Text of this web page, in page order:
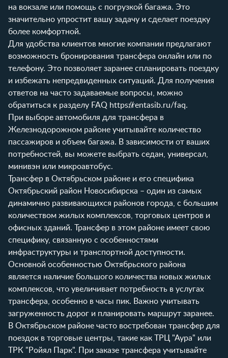
на вокзале или помощь с погрузкой багажа. Это
значительно упростит вашу задачу и сделает поездку
более комфортной.
Для удобства клиентов многие компании предлагают
возможность бронирования трансфера онлайн или по
телефону. Это позволяет заранее спланировать поездку
и избежать непредвиденных ситуаций. Для получения
ответов на часто задаваемые вопросы, можно
обратиться к разделу FAQ https://rentasib.ru/faq.
При выборе автомобиля для трансфера в
Железнодорожном районе учитывайте количество
пассажиров и объем багажа. В зависимости от ваших
потребностей, вы можете выбрать седан, универсал,
минивэн или микроавтобус.
Трансфер в Октябрьском районе и его специфика
Октябрьский район Новосибирска – один из самых
динамично развивающихся районов города, с большим
количеством жилых комплексов, торговых центров и
офисных зданий. Трансфер в этом районе имеет свою
специфику, связанную с особенностями
инфраструктуры и транспортной доступности.
Основной особенностью Октябрьского района
является наличие большого количества новых жилых
комплексов, что увеличивает потребность в услугах
трансфера, особенно в часы пик. Важно учитывать
загруженность дорог и планировать маршрут заранее.
В Октябрьском районе часто востребован трансфер для
поездок в торговые центры, такие как ТРЦ "Аура" или
ТРК "Ройял Парк". При заказе трансфера учитывайте